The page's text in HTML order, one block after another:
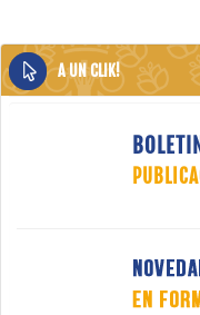
A UN CLIK!